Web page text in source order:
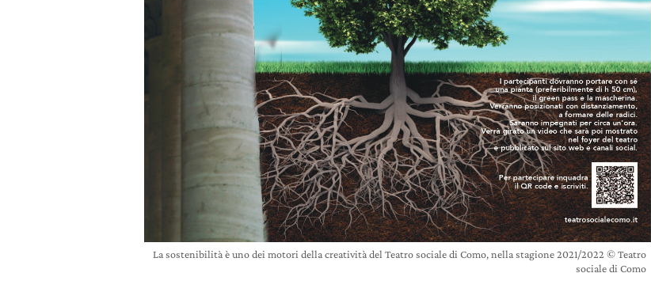
La sostenibilità è uno dei motori della creatività del Teatro sociale di Como, nella stagione 2021/2022 © Teatro
sociale di Como